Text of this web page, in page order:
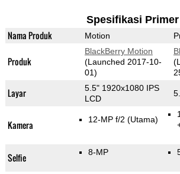
Spesifikasi Primer
Nama Produk Motion
Produk
BlackBerry Motion
(Launched 2017-10-
01)
Layar
5.5" 1920x1080 IPS
LCD
Kamera 12-MP f/2 (Utama)
Selfie 8-MP